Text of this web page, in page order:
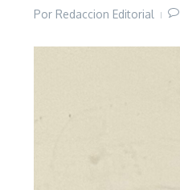
Por Redaccion Editorial